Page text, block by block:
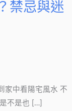
禁忌與迷
家中看陽宅風水 不
不是也 […]